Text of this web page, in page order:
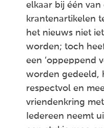
elkaar bij één
krantenartikelen
het nieuws niet
worden; toch
een ‘oppeppend
worden gedeeld,
respectvol en
vriendenkring
Iedereen neemt